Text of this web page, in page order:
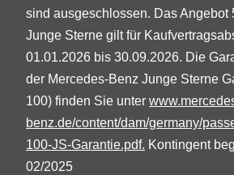
sind ausgeschlossen. Das Angebot
Junge Sterne gilt für
01.01.2026 bis 30.09.2026. Die
der Mercedes-Benz Junge Sterne
100) finden Sie unter
benz.de/content/dam/germany/
100-JS-Garantie.pdf. Kontingent
02/2025